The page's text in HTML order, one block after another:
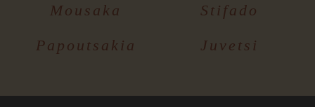
Mousaka
Stifado
Papoutsakia
Juvetsi